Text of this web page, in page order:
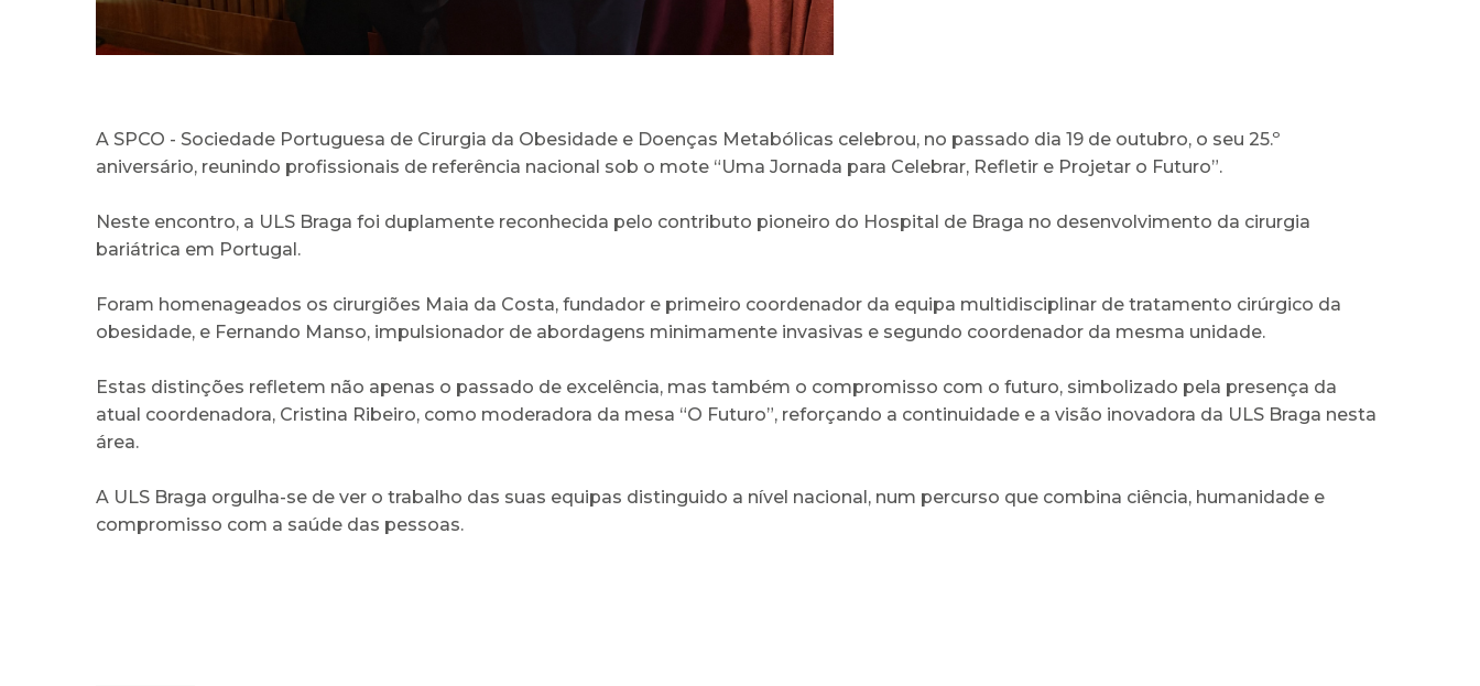
A SPCO - Sociedade Portuguesa de Cirurgia da Obesidade e Doenças Metabólicas celebrou, no passado dia 19 de outubro, o seu 25.º
aniversário, reunindo profissionais de referência nacional sob o mote “Uma Jornada para Celebrar, Refletir e Projetar o Futuro”.
Neste encontro, a ULS Braga foi duplamente reconhecida pelo contributo pioneiro do Hospital de Braga no desenvolvimento da cirurgia
bariátrica em Portugal.
Foram homenageados os cirurgiões Maia da Costa, fundador e primeiro coordenador da equipa multidisciplinar de tratamento cirúrgico da
obesidade, e Fernando Manso, impulsionador de abordagens minimamente invasivas e segundo coordenador da mesma unidade.
Estas distinções refletem não apenas o passado de excelência, mas também o compromisso com o futuro, simbolizado pela presença da
atual coordenadora, Cristina Ribeiro, como moderadora da mesa “O Futuro”, reforçando a continuidade e a visão inovadora da ULS Braga nesta
área.
A ULS Braga orgulha-se de ver o trabalho das suas equipas distinguido a nível nacional, num percurso que combina ciência, humanidade e
compromisso com a saúde das pessoas.